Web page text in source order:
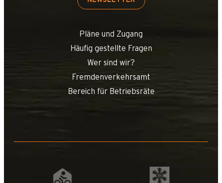
Pläne und Zugang
Häufig gestellte Fragen
Wer sind wir?
Fremdenverkehrsamt
Bereich für Betriebsräte